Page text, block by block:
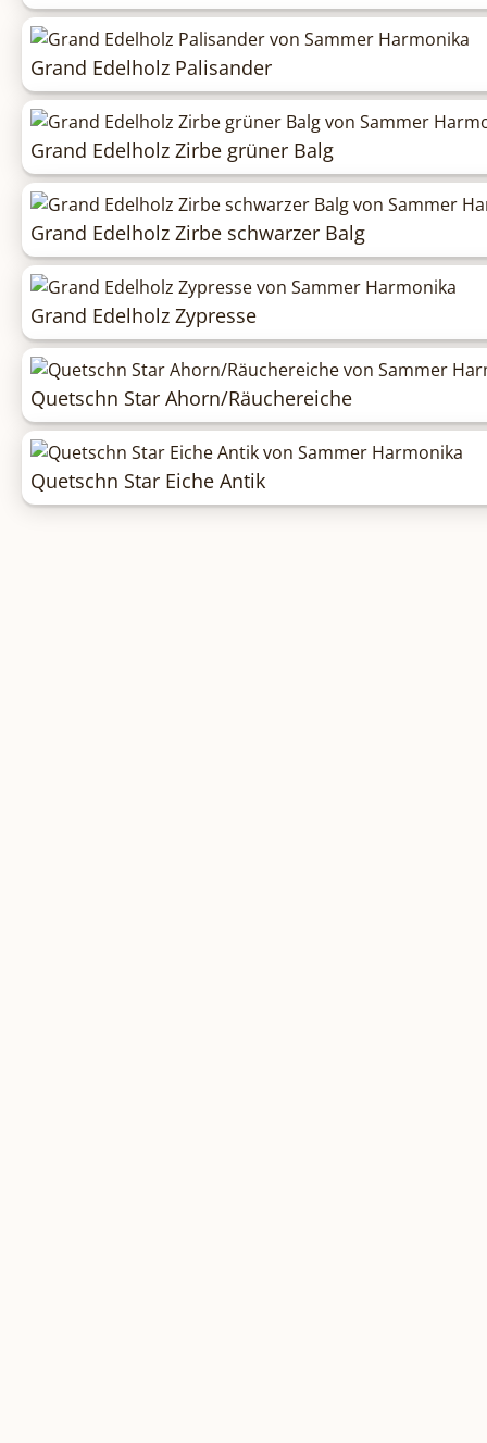
Grand Edelholz Palisander
Grand Edelholz Zirbe grüner Balg
Grand Edelholz Zirbe schwarzer Balg
Grand Edelholz Zypresse
Quetschn Star Ahorn/Räuchereiche
Quetschn Star Eiche Antik